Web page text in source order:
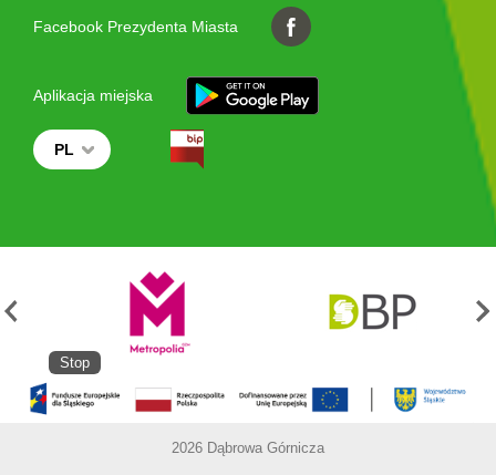
Facebook Prezydenta Miasta
Aplikacja miejska
PL
Stop
2026 Dąbrowa Górnicza